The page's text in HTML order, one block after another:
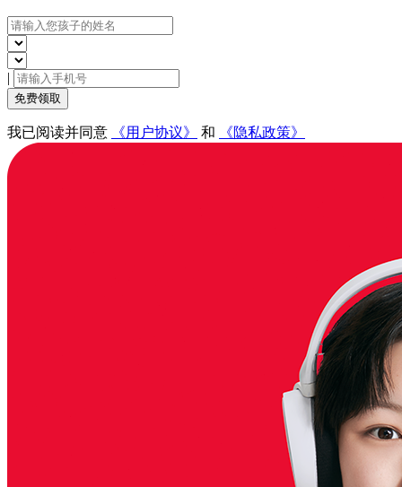
|
免费领取
我已阅读并同意 《用户协议》 和 《隐私政策》